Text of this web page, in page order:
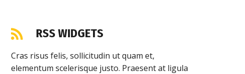
RSS WIDGETS
Cras risus felis, sollicitudin ut quam et,
elementum scelerisque justo. Praesent at ligula